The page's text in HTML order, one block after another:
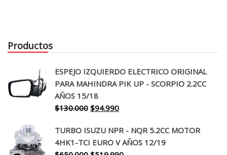
Productos
ESPEJO IZQUIERDO ELECTRICO ORIGINAL
PARA MAHINDRA PIK UP - SCORPIO 2.2CC
AÑOS 15/18
$130.000 El
original
era:
$94.990El
actual
es:
TURBO ISUZU NPR - NQR 5.2CC MOTOR
4HK1-TCI EURO V AÑOS 12/19